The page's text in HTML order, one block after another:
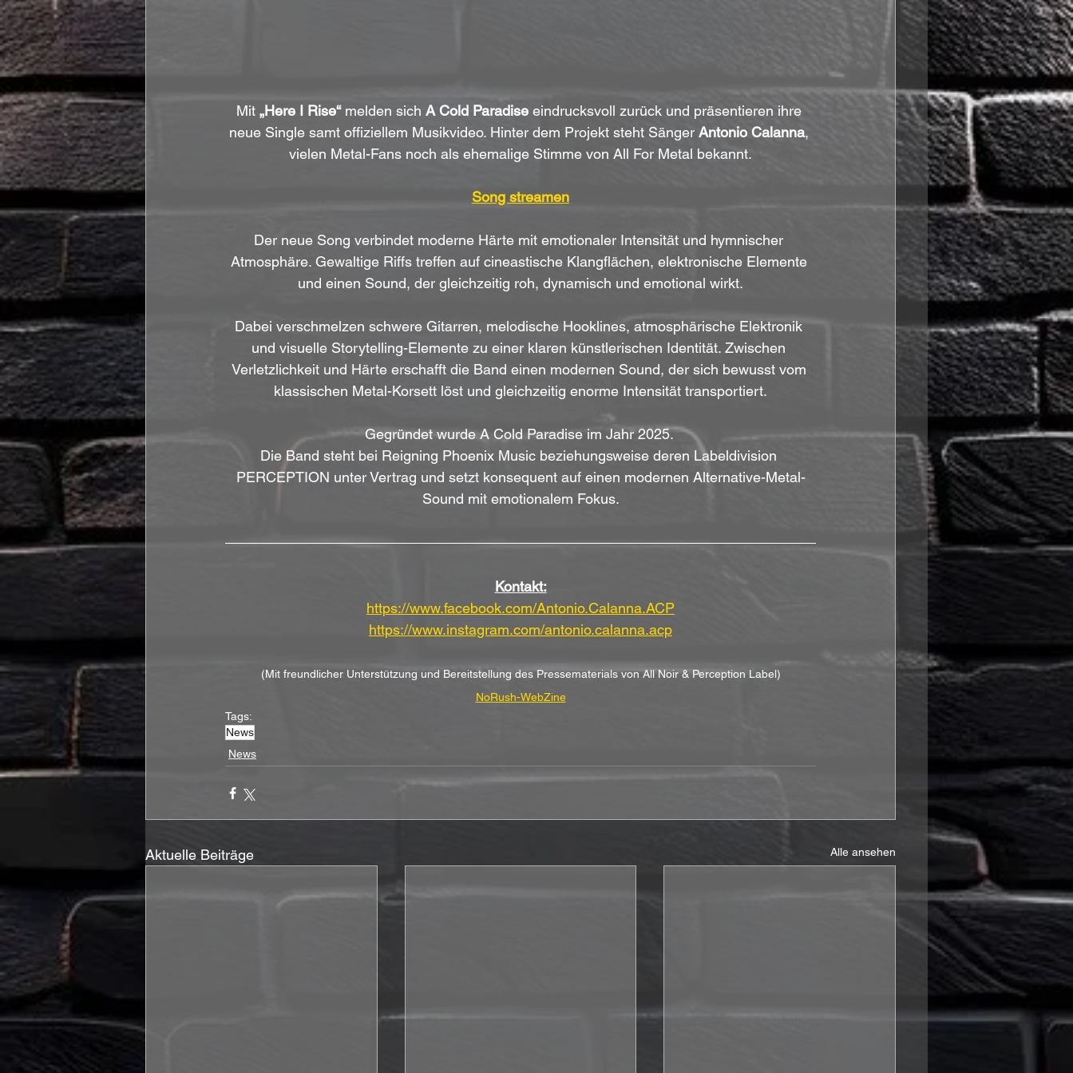
Mit „Here I Rise“ melden sich A Cold Paradise eindrucksvoll zurück und präsentieren ihre
neue Single samt offiziellem Musikvideo. Hinter dem Projekt steht Sänger Antonio Calanna,
vielen Metal-Fans noch als ehemalige Stimme von All For Metal bekannt.
Song streamen
Der neue Song verbindet moderne Härte mit emotionaler Intensität und hymnischer
Atmosphäre. Gewaltige Riffs treffen auf cineastische Klangflächen, elektronische Elemente
und einen Sound, der gleichzeitig roh, dynamisch und emotional wirkt.
Dabei verschmelzen schwere Gitarren, melodische Hooklines, atmosphärische Elektronik
und visuelle Storytelling-Elemente zu einer klaren künstlerischen Identität. Zwischen
Verletzlichkeit und Härte erschafft die Band einen modernen Sound, der sich bewusst vom
klassischen Metal-Korsett löst und gleichzeitig enorme Intensität transportiert.
Gegründet wurde A Cold Paradise im Jahr 2025.
Die Band steht bei Reigning Phoenix Music beziehungsweise deren Labeldivision
PERCEPTION unter Vertrag und setzt konsequent auf einen modernen Alternative-Metal-
Sound mit emotionalem Fokus.
Kontakt:
https://www.facebook.com/Antonio.Calanna.ACP
https://www.instagram.com/antonio.calanna.acp
(Mit freundlicher Unterstützung und Bereitstellung des Pressematerials von All Noir & Perception Label)
NoRush-WebZine
Tags:
News
News
Aktuelle Beiträge Alle ansehen